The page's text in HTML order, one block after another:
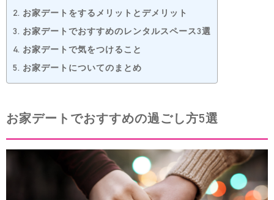
2. お家デートをするメリットとデメリット
3. お家デートでおすすめのレンタルスペース3選
4. お家デートで気をつけること
5. お家デートについてのまとめ
お家デートでおすすめの過ごし方5選